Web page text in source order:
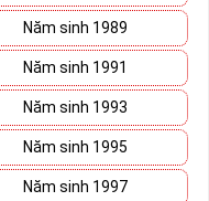
Năm sinh 1989
Năm sinh 1991
Năm sinh 1993
Năm sinh 1995
Năm sinh 1997